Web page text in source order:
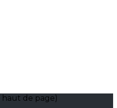
haut de page)